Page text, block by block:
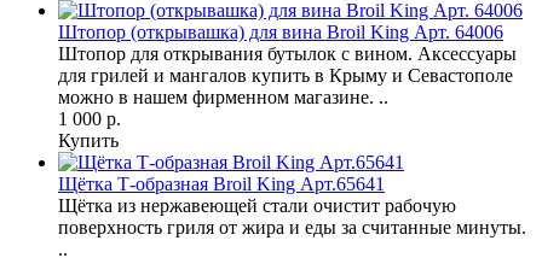
Штопор (открывашка) для вина Broil King Арт. 64006
Штопор для открывания бутылок с вином. Аксессуары
для грилей и мангалов купить в Крыму и Севастополе
можно в нашем фирменном магазине. ..
1 000 р.
Купить
Щётка Т-образная Broil King Арт.65641
Щётка из нержавеющей стали очистит рабочую
поверхность гриля от жира и еды за считанные минуты.
..